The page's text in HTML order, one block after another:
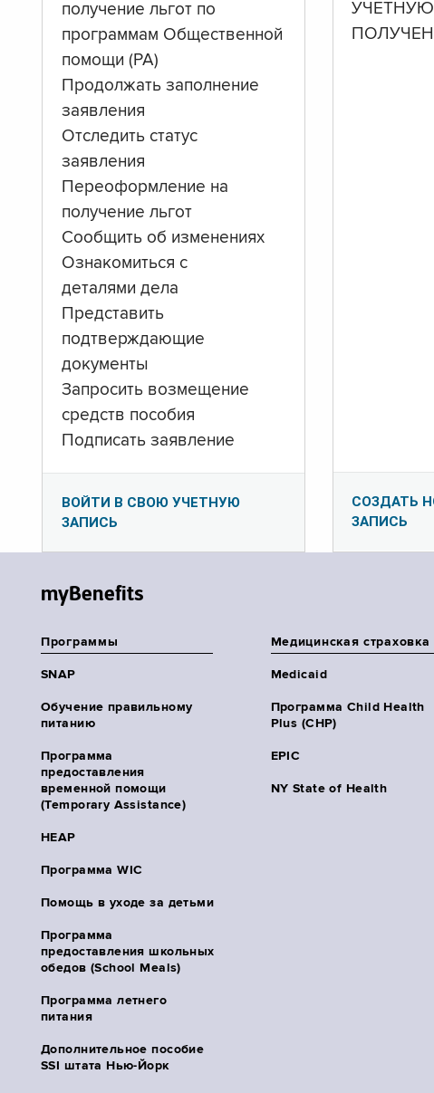
получение льгот по
программам Общественной
помощи (PA)
Продолжать заполнение
заявления
Отследить статус
заявления
Переоформление на
получение льгот
Сообщить об изменениях
Ознакомиться с
деталями дела
Представить
подтверждающие
документы
Запросить возмещение
средств пособия
Подписать заявление
ВОЙТИ В СВОЮ УЧЕТНУЮ
ЗАПИСЬ
СОЗДАТЬ
ЗАПИСЬ
myBenefits
Программы
SNAP
Обучение правильному
питанию
Программа
предоставления
временной помощи
(Temporary Assistance)
HEAP
Программа WIC
Помощь в уходе за детьми
Программа
предоставления школьных
обедов (School Meals)
Программа летнего
питания
Дополнительное пособие
SSI штата Нью-Йорк
Медицинская страховка
Medicaid
Программа Child Health
Plus (CHP)
EPIC
NY State of Health